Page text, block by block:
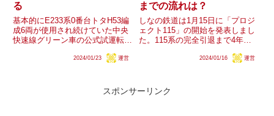
る
基本的にE233系0番台トタH53編
成6両が使用され続けていた中央
快速線グリーン車の公式試運転で
6両に変更されています。E231系
2024/01/23 運営
までの流れは？
しなの鉄道は1月15日に「プロジ
ェクト115」の開始を発表しまし
た。115系の完全引退まで4年と
変更を含む各種企画を行うとのこ
から遅くとも2028年...
2024/01/16 運営
スポンサーリンク